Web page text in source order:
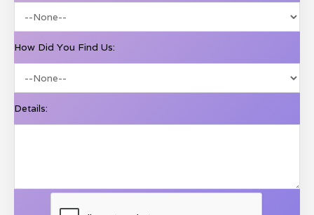
How Did You Find Us:
Details: